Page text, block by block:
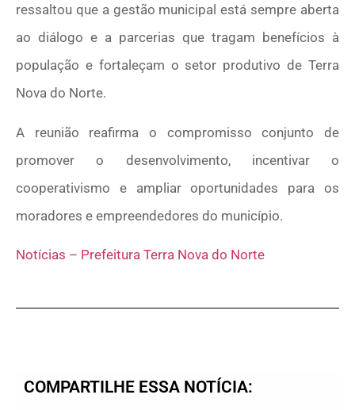
ressaltou que a gestão municipal está sempre aberta
ao diálogo e a parcerias que tragam benefícios à
população e fortaleçam o setor produtivo de Terra
Nova do Norte.
A reunião reafirma o compromisso conjunto de
promover o desenvolvimento, incentivar o
cooperativismo e ampliar oportunidades para os
moradores e empreendedores do município.
Notícias – Prefeitura Terra Nova do Norte
COMPARTILHE ESSA NOTÍCIA: